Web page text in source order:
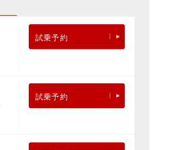
試乗予約
試乗予約